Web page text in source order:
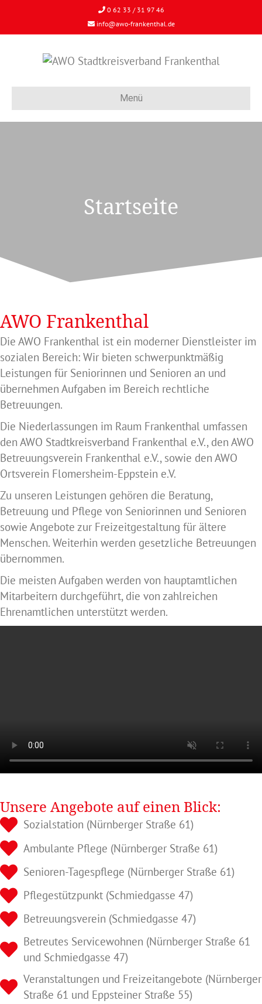
0 62 33 / 31 97 46
info@awo-frankenthal.de
Menü
Startseite
AWO Frankenthal
Die AWO Frankenthal ist ein moderner Dienstleister im
sozialen Bereich: Wir bieten schwerpunktmäßig
Leistungen für Seniorinnen und Senioren an und
übernehmen Aufgaben im Bereich rechtliche
Betreuungen.
Die Niederlassungen im Raum Frankenthal umfassen
den AWO Stadtkreisverband Frankenthal e.V., den AWO
Betreuungsverein Frankenthal e.V., sowie den AWO
Ortsverein Flomersheim-Eppstein e.V.
Zu unseren Leistungen gehören die Beratung,
Betreuung und Pflege von Seniorinnen und Senioren
sowie Angebote zur Freizeitgestaltung für ältere
Menschen. Weiterhin werden gesetzliche Betreuungen
übernommen.
Die meisten Aufgaben werden von hauptamtlichen
Mitarbeitern durchgeführt, die von zahlreichen
Ehrenamtlichen unterstützt werden.
Unsere Angebote auf einen Blick:
Sozialstation (Nürnberger Straße 61)
Ambulante Pflege (Nürnberger Straße 61)
Senioren-Tagespflege (Nürnberger Straße 61)
Pflegestützpunkt (Schmiedgasse 47)
Betreuungsverein (Schmiedgasse 47)
Betreutes Servicewohnen (Nürnberger Straße 61
und Schmiedgasse 47)
Veranstaltungen und Freizeitangebote (Nürnberger
Straße 61 und Eppsteiner Straße 55)